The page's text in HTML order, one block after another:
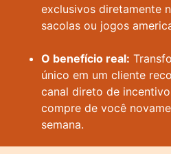
exclusivos diretamente
sacolas ou jogos
O benefício real:
único em um cliente
canal direto de
compre de você
semana.